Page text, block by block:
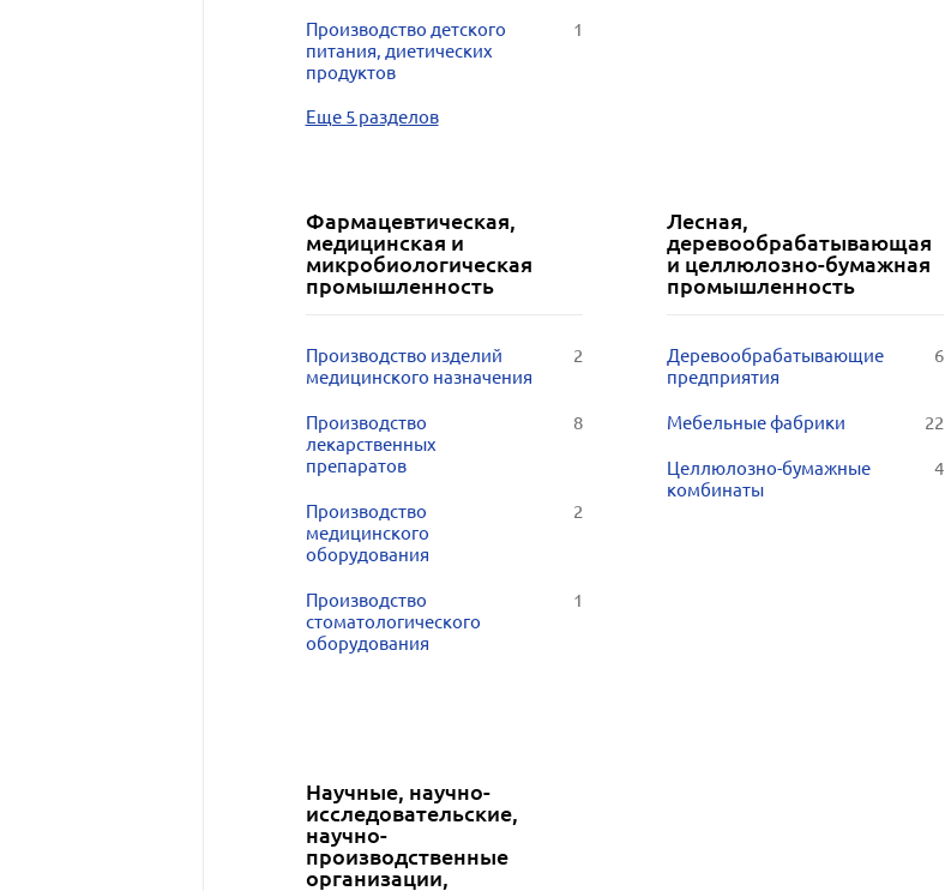
Производство детского
питания, диетических
продуктов
1
Еще 5 разделов
Фармацевтическая,
медицинская и
микробиологическая
промышленность
Производство изделий
медицинского назначения
2
Производство
лекарственных
препаратов
8
Производство
медицинского
оборудования
2
Производство
стоматологического
оборудования
1
Лесная,
деревообрабатывающая
и целлюлозно-бумажная
промышленность
Деревообрабатывающие
предприятия
6
Мебельные фабрики 22
Целлюлозно-бумажные
комбинаты
4
Научные, научно-
исследовательские,
научно-
производственные
организации,